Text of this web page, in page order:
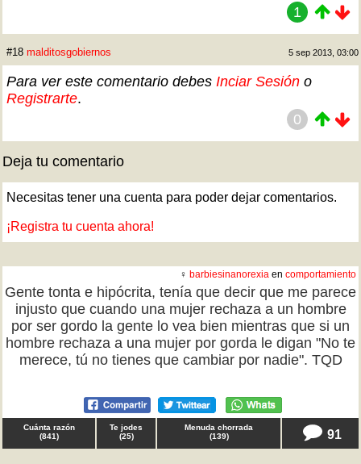
1
#18 malditosgobiernos 5 sep 2013, 03:00
Para ver este comentario debes Inciar Sesión o
Registrarte.
0
Deja tu comentario
Necesitas tener una cuenta para poder dejar comentarios.
¡Registra tu cuenta ahora!
♀ barbiesinanorexia en comportamiento
Gente tonta e hipócrita, tenía que decir que me parece
injusto que cuando una mujer rechaza a un hombre
por ser gordo la gente lo vea bien mientras que si un
hombre rechaza a una mujer por gorda le digan "No te
merece, tú no tienes que cambiar por nadie". TQD
Cuánta razón
(841)
Te jodes
(25)
Menuda chorrada
(139) 91